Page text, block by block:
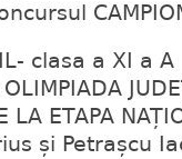
clasa a XI a A
LA ETAPA
și Petrașcu